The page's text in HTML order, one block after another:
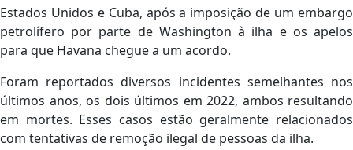
Estados Unidos e Cuba, após a imposição de um embargo
petrolífero por parte de Washington à ilha e os apelos
para que Havana chegue a um acordo.
Foram reportados diversos incidentes semelhantes nos
últimos anos, os dois últimos em 2022, ambos resultando
em mortes. Esses casos estão geralmente relacionados
com tentativas de remoção ilegal de pessoas da ilha.